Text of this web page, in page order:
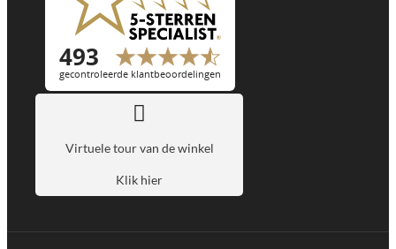
Virtuele tour van de winkel
Klik hier